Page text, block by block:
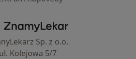
ZnamyLekar - Hlavní stránka
Sp. z o.o.
ul. Kolejowa 5/7